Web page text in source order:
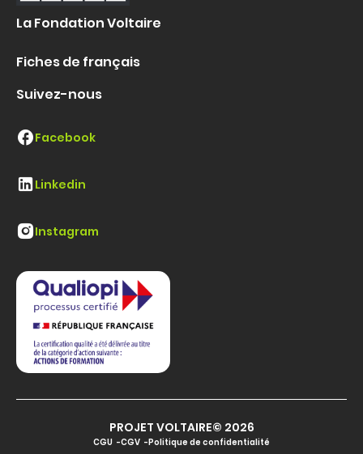
La Fondation Voltaire
Fiches de français
Suivez-nous
Facebook
Linkedin
Instagram
PROJET VOLTAIRE© 2026
CGU CGV Politique de confidentialité